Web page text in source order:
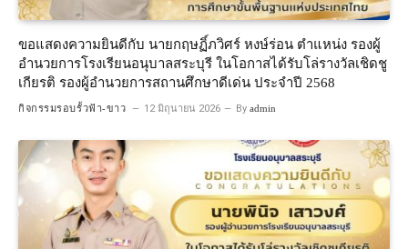
ขอแสดงความยินดีกับ นายกฤษฏิ์ภวิศร์ หงษ์ร่อน ตำแหน่ง รองผู้
อำนวยการโรงเรียนอนุบาลสระบุรี ในโอกาสได้รับโล่รางวัลเชิดชู
เกียรติ รองผู้อำนวยการสถานศึกษาดีเด่น ประจำปี 2568
กิจกรรมรอบรั้วฟ้า-ขาว 12 มิถุนายน 2026 By admin